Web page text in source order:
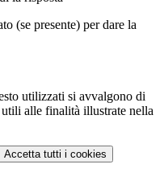
(se presente) per dare la
utilizzati si avvalgono di
alle finalità illustrate nella
Accetta tutti i cookies